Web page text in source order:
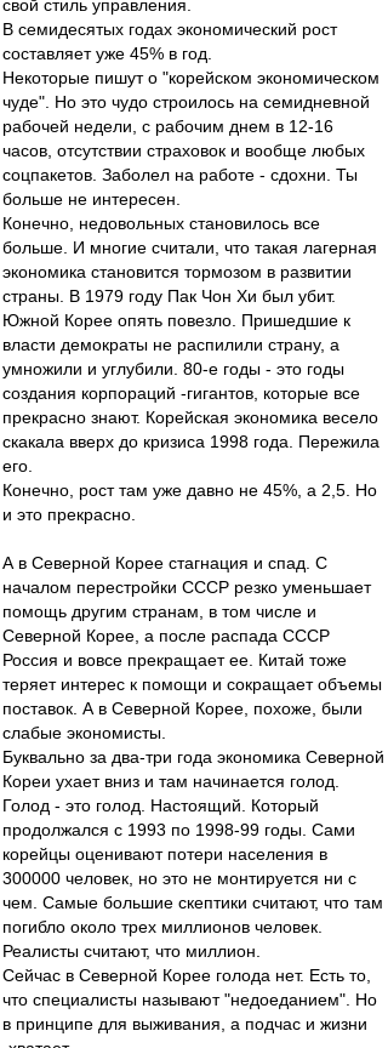
свой стиль управления.
В семидесятых годах экономический рост
составляет уже 45% в год.
Некоторые пишут о "корейском экономическом
чуде". Но это чудо строилось на семидневной
рабочей недели, с рабочим днем в 12-16
часов, отсутствии страховок и вообще любых
соцпакетов. Заболел на работе - сдохни. Ты
больше не интересен.
Конечно, недовольных становилось все
больше. И многие считали, что такая лагерная
экономика становится тормозом в развитии
страны. В 1979 году Пак Чон Хи был убит.
Южной Корее опять повезло. Пришедшие к
власти демократы не распилили страну, а
умножили и углубили. 80-е годы - это годы
создания корпораций -гигантов, которые все
прекрасно знают. Корейская экономика весело
скакала вверх до кризиса 1998 года. Пережила
его.
Конечно, рост там уже давно не 45%, а 2,5. Но
и это прекрасно.
А в Северной Корее стагнация и спад. С
началом перестройки СССР резко уменьшает
помощь другим странам, в том числе и
Северной Корее, а после распада СССР
Россия и вовсе прекращает ее. Китай тоже
теряет интерес к помощи и сокращает объемы
поставок. А в Северной Корее, похоже, были
слабые экономисты.
Буквально за два-три года экономика Северной
Кореи ухает вниз и там начинается голод.
Голод - это голод. Настоящий. Который
продолжался с 1993 по 1998-99 годы. Сами
корейцы оценивают потери населения в
300000 человек, но это не монтируется ни с
чем. Самые большие скептики считают, что там
погибло около трех миллионов человек.
Реалисты считают, что миллион.
Сейчас в Северной Корее голода нет. Есть то,
что специалисты называют "недоеданием". Но
в принципе для выживания, а подчас и жизни